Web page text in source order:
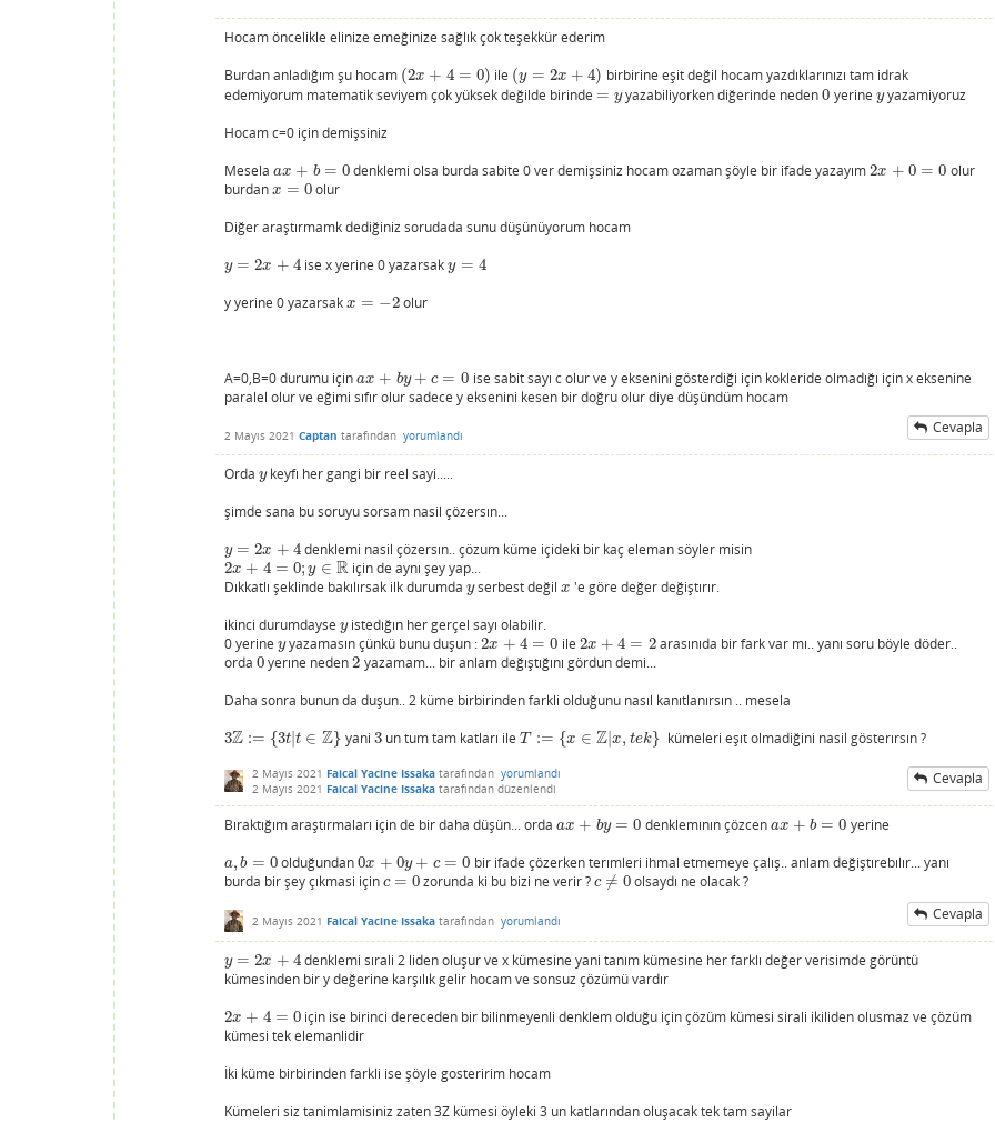
Hocam öncelikle elinize emeğinize sağlık çok teşekkür ederim
Burdan anladığım şu hocam (2x + 4 = 0)
(2x+ 4= 0) ile (y = 2x + 4)
(y= 2x +4)
birbirine eşit değil hocam yazdıklarınızı tam idrak
edemiyorum matematik seviyem çok yüksek değilde birinde = y
=y yazabiliyorken diğerinde neden0
0 yerine y
yyazamiyoruz
Hocam c=0 için demişsiniz
Mesela ax + b = 0
ax+ b= 0 denklemi olsa burda sabite 0 ver demişsiniz hocam ozaman şöyle bir ifade yazayım2x + 0 = 0
2x+ 0= 0
olur
burdan x = 0
x= 0
olur
Diğer araştırmamk dediğiniz sorudada sunu düşünüyorum hocam
y = 2x + 4
y=2x +4 ise x yerine 0 yazarsaky = 4
y=4
y yerine 0 yazarsak x = −2
x= −2 olur
A=0,B=0 durumu için ax + by + c = 0
ax+ by +c=0
ise sabit sayı c olur ve y eksenini gösterdiği için kokleride olmadığı için x eksenine
paralel olur ve eğimi sıfır olur sadece y eksenini kesen bir doğru olur diye düşündüm hocam
2 Mayıs 2021 Captan tarafından yorumlandı Cevapla
Orda y
ykeyfı her gangi bir reel sayi.....
şimde sana bu soruyu sorsam nasil çözersın...
y = 2x + 4
y=2x +4
denklemi nasil çözersın.. çözum küme içideki bir kaç eleman söyler misin
2x + 4 = 0; y ∈ R
2x+ 4= 0; y∈ R
için de aynı şey yap...
Dıkkatlı şeklinde bakılırsak ilk durumda y
yserbest değilx
x 'e göre değer değiştırır.
ikinci durumdayse y
yistedığın her gerçel sayı olabilir.
0 yerine y
yyazamasın çünkü bunu duşun :2x + 4 = 0
2x+ 4= 0 ile 2x + 4 = 2
2x+ 4= 2
arasınıda bir fark var mı.. yanı soru böyle döder..
orda 0
0yerıne neden2
2 yazamam... bir anlam değıştığını gördun demi...
Daha sonra bunun da duşun.. 2 küme birbirinden farkli olduğunu nasıl kanıtlanırsın .. mesela
3Z := {3t |t ∈ Z}
3Z:={3 |t∈ Z} yani 3
3un tum tam katları ile T := {x ∈ Z |x, tek}
T:={x∈Z| x,t ek} kümeleri eşıt olmadiğini nasil gösterırsın ?
2 Mayıs 2021 Faical Yacine Issaka tarafından yorumlandı
2 Mayıs 2021 Faical Yacine Issaka tarafından düzenlendi
Cevapla
Bıraktığım araştırmaları için de bir daha düşün... orda ax + by = 0
ax+ by =0 denklemının çözcen ax + b = 0
ax+ b= 0 yerine
a, b = 0
a,b= 0 olduğundan0x + 0y + c = 0
0x+ 0y +c=0
bir ifade çözerken terımleri ihmal etmemeye çalış.. anlam değiştırebılır... yanı
burda bir şey çıkmasi için c = 0
c=0 zorunda ki bu bizi ne verir ?c ≠ 0
c≠0 olsaydı ne olacak ?
2 Mayıs 2021 Faical Yacine Issaka tarafından yorumlandı Cevapla
y = 2x + 4
y=2x +4
denklemi sırali 2 liden oluşur ve x kümesine yani tanım kümesine her farklı değer verisimde görüntü
kümesinden bir y değerine karşılık gelir hocam ve sonsuz çözümü vardır
2x + 4 = 0
2x+ 4= 0
için ise birinci dereceden bir bilinmeyenli denklem olduğu için çözüm kümesi sirali ikiliden olusmaz ve çözüm
kümesi tek elemanlidir
İki küme birbirinden farkli ise şöyle gosteririm hocam
Kümeleri siz tanimlamisiniz zaten 3Z kümesi öyleki 3 un katlarından oluşacak tek tam sayilar